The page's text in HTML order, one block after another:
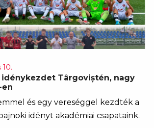
idénykezdet Târgoviștén, nagy
és egy vereséggel kezdték a
idényt akadémiai csapataink.